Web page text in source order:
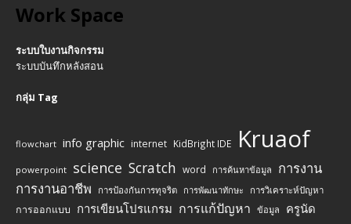
Work Space
ระบบใบงานกิจกรรม
ระบบบันทึกหลังสอน
กลุ่ม Tag
flowchart info graphic internet KidBright IDE Kruaof
powerpoint science Scratch word การค้นหาข้อมูล
การงาน
การงานอาชีพ
การป้องกันการทุจริต การพัฒนาทักษะ การวิเคราะห์ปัญหา
การออกแบบ การเขียนโปรแกรม การแก้ปัญหา ข้อมูล ครูนัด